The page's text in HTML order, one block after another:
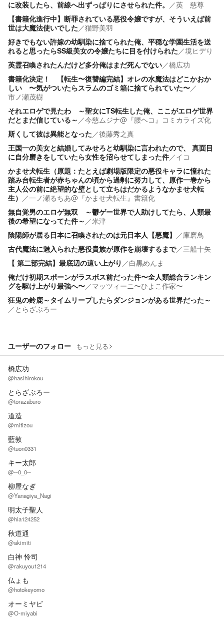
に改装したら、前線へ出ずっぱりにさせられた件。 ／英 慈尊
【書籍化進行中】断罪されている悪役令嬢ですが、そういえば前
世は大魔法使いでした／猫野美羽
好きでもない許嫁の幼馴染に捨てられた俺、平穏な学園生活を送
れると思ったらSS級美女の令嬢たちに目を付けられた／境ヒデり
英霊召喚されたんだけど多分俺はまだ死んでない／橋広功
書籍化決定！ 【転生〜復讐編完結】オレの水魔法はどこかおか
しい 〜気がついたらスラムのゴミ箱に捨てられていた〜／
市ノ瀬茂樹
それエロゲで見たわ ～聖女にTS転生した俺、ここがエロゲ世界
だとまだ信じている～ ／今慈ムジナ@『腰ヘコ』コミカライズ化
斯くして彼は異能となった／後藤秀之真
王国一の美女と結婚してみせろと幼馴染に言われたので、 真面目
に自分磨きをしていたら女性を沼らせてしまった件／イコ
かませ犬転生（原題：たとえば劇場版限定の悪役キャラに憧れた
踏み台転生者が赤ちゃんの頃から過剰に努力して、原作一巻から
主人公の前に絶望的な壁として立ちはだかるようなかませ犬転
生） ／一ノ瀬るちあ@『かませ犬転生』書籍化
無自覚男のエロゲ無双 ～鬱ゲー世界で人助けしてたら、人類最
後の希望になってた件～ ／米津
陰陽師が居る日本に召喚されたのは元日本人【悪魔】 ／庫磨鳥
古代魔法に魅入られた悪役貴族が原作を崩壊するまで／三船十矢
【 第二部完結】最底辺の這い上がり ／白黒めんま
俺だけ初期スポーンがラスボス前だった件〜全人類総合ランキン
グを駆け上がり最強へ〜／マッツィーニ〜ひよこ作家〜
狂鬼の鈴鹿～タイムリープしたらダンジョンがある世界だった～
／ とらざぶろー
ユーザーのフォロー もっと見る
橋広功
@hasihirokou
とらざぶろー
@torazaburo
道造
@mitizou
藍敦
@tuon0331
キー太郎
@--0_0--
柳屋なぎ
@Yanagiya_Nagi
明太子聖人
@hia124252
秋道通
@akimiti
白神 怜司
@rakuyou1214
仏ょも
@hotokeyomo
オーミヤビ
@O-miyabi